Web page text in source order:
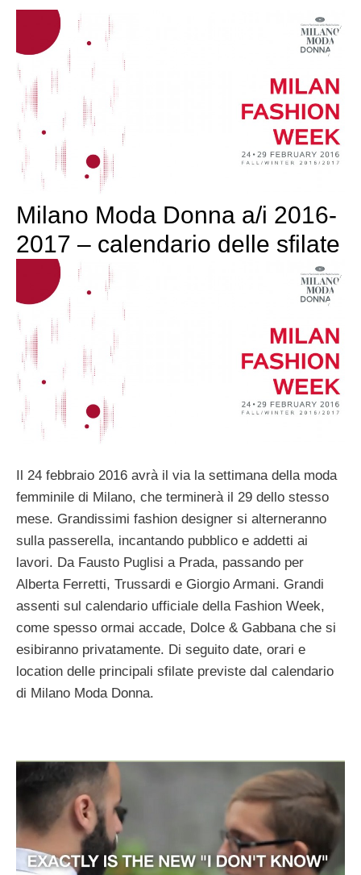
Milano Moda Donna a/i 2016-
2017 – calendario delle sfilate
Il 24 febbraio 2016 avrà il via la settimana della moda
femminile di Milano, che terminerà il 29 dello stesso
mese. Grandissimi fashion designer si alterneranno
sulla passerella, incantando pubblico e addetti ai
lavori. Da Fausto Puglisi a Prada, passando per
Alberta Ferretti, Trussardi e Giorgio Armani. Grandi
assenti sul calendario ufficiale della Fashion Week,
come spesso ormai accade, Dolce & Gabbana che si
esibiranno privatamente. Di seguito date, orari e
location delle principali sfilate previste dal calendario
di Milano Moda Donna.